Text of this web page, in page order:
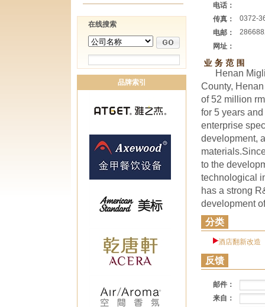
在线搜索
品牌索引
电话：
传真：
0372-
电邮：
网址：
Henan
County,
of 52 million
for 5 years
enterprise
development,
to the
technological
has a strong
development
分类
酒店翻新改造
反馈
邮件：
来自：